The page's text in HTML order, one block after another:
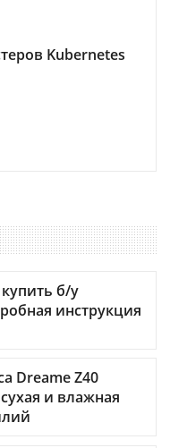
Kubernetes
б/у
инструкция
Dreame Z40
и влажная